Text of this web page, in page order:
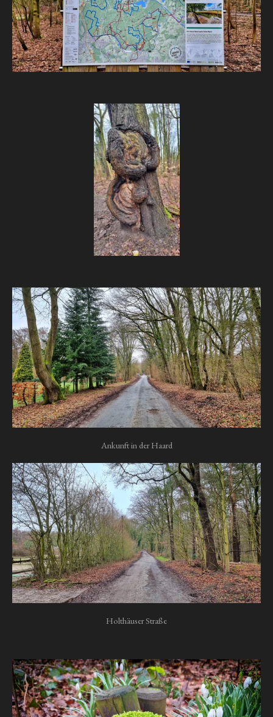
Ankunft in der Haard
Holthäuser Straße